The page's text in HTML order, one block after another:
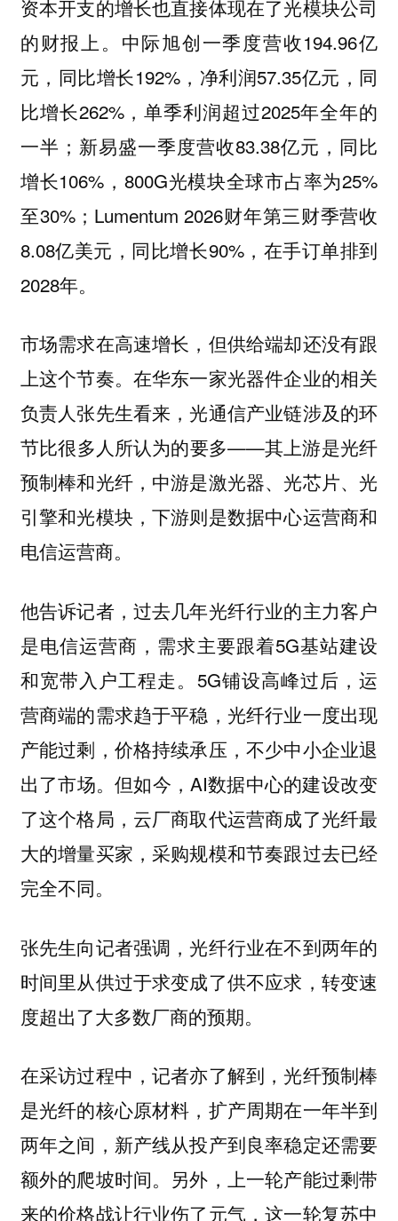
资本开支的增长也直接体现在了光模块公司
的财报上。中际旭创一季度营收194.96亿
元，同比增长192%，净利润57.35亿元，同
比增长262%，单季利润超过2025年全年的
一半；新易盛一季度营收83.38亿元，同比
增长106%，800G光模块全球市占率为25%
至30%；Lumentum 2026财年第三财季营收
8.08亿美元，同比增长90%，在手订单排到
2028年。
市场需求在高速增长，但供给端却还没有跟
上这个节奏。在华东一家光器件企业的相关
负责人张先生看来，光通信产业链涉及的环
节比很多人所认为的要多——其上游是光纤
预制棒和光纤，中游是激光器、光芯片、光
引擎和光模块，下游则是数据中心运营商和
电信运营商。
他告诉记者，过去几年光纤行业的主力客户
是电信运营商，需求主要跟着5G基站建设
和宽带入户工程走。5G铺设高峰过后，运
营商端的需求趋于平稳，光纤行业一度出现
产能过剩，价格持续承压，不少中小企业退
出了市场。但如今，AI数据中心的建设改变
了这个格局，云厂商取代运营商成了光纤最
大的增量买家，采购规模和节奏跟过去已经
完全不同。
张先生向记者强调，光纤行业在不到两年的
时间里从供过于求变成了供不应求，转变速
度超出了大多数厂商的预期。
在采访过程中，记者亦了解到，光纤预制棒
是光纤的核心原材料，扩产周期在一年半到
两年之间，新产线从投产到良率稳定还需要
额外的爬坡时间。另外，上一轮产能过剩带
来的价格战让行业伤了元气，这一轮复苏中